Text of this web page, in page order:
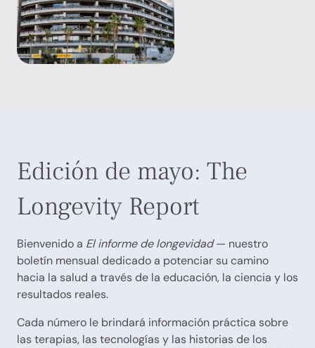
Edición de mayo: The
Longevity Report
Bienvenido a El informe de longevidad— nuestro
boletín mensual dedicado a potenciar su camino
hacia la salud a través de la educación, la ciencia y los
resultados reales.
Cada número le brindará información práctica sobre
las terapias, las tecnologías y las historias de los